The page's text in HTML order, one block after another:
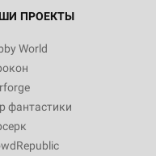
ПРОЕКТЫ
World
фантастики